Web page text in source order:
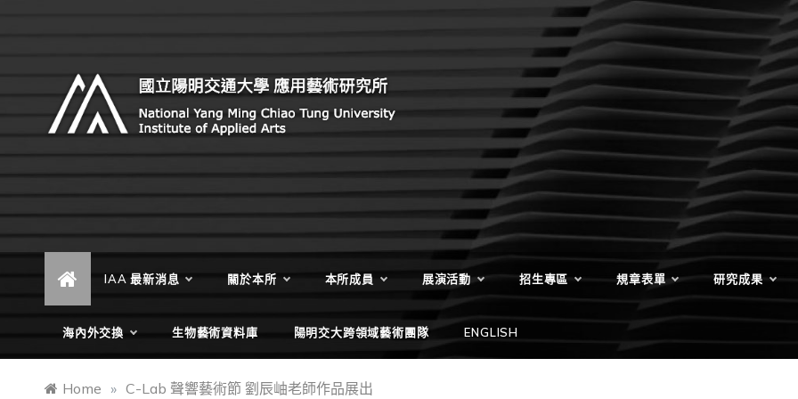
國立陽明交通大學 應用藝術研
究所
Institute of Applied Arts, National Yang Ming Chiao
IAA 最新消息 關於本所 本所成員 展演活動 招生專區 規章表單 研究成果
海內外交換 生物藝術資料庫 陽明交大跨領域藝術團隊 ENGLISH
Home » C-Lab 聲響藝術節 劉辰岫老師作品展出